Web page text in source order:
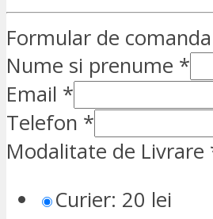
Formular de comanda
Nume si prenume *
Email *
Telefon *
Modalitate de Livrare
Curier: 20 lei